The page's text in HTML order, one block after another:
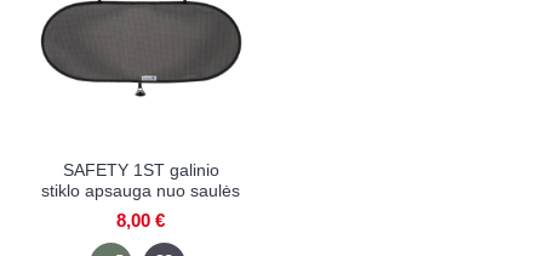
SAFETY 1ST galinio
stiklo apsauga nuo saulės
8,00 €